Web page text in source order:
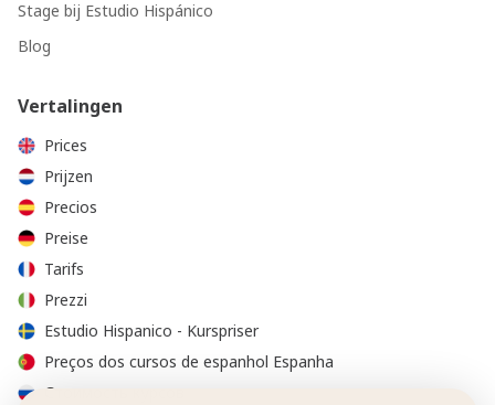
Stage bij Estudio Hispánico
Blog
Vertalingen
Prices
Prijzen
Precios
Preise
Tarifs
Prezzi
Estudio Hispanico - Kurspriser
Preços dos cursos de espanhol Espanha
Стоимость курсов